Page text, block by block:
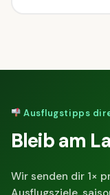
Ausflugstipps
Bleib am
Wir senden dir 1×